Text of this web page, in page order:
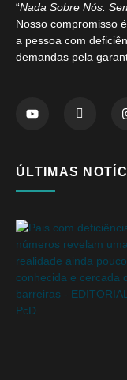
“Nada Sobre Nós.
Nosso compromisso
a pessoa com
demandas pela
ÚLTIMAS